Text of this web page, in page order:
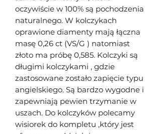
oczywiście w 100% są pochodzenia
naturalnego. W kolczykach
oprawione diamenty mają łączna
masę 0,26 ct (VS/G ) natomiast
złoto ma próbę 0,585. Kolczyki są
długimi kolczykami , gdzie
zastosowane zostało zapięcie typu
angielskiego. Są bardzo wygodne i
zapewniają pewien trzymanie w
uszach. Do kolczyków polecamy
wisiorek do kompletu ,który jest